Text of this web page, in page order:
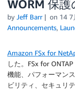
WORM 保
by Jeff Barr on 14 7
Announcements,
Amazon FSx for
した。FSx for
機能、パフォーマン
ビリティ、セキュリ